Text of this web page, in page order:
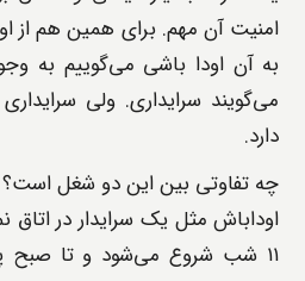
امنیت آن مهم. برای همین هم از
به آن اودا باشی می‌گوییم به
می‌گویند سرایداری. ولی
دارد.
چه تفاوتی بین این دو شغل است؟
اوداباش مثل یک سرایدار در اتاق
۱۱ شب شروع می‌شود و تا صبح